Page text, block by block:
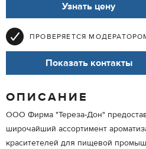
Узнать цену
ПРОВЕРЯЕТСЯ
Показать контакты
ОПИСАНИЕ
ООО Фирма "Тереза-Дон"
широчайший ассортимент
краситетелей для пищевой